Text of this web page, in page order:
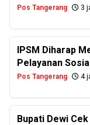
Pos Tangerang 3
IPSM Diharap
Pelayanan
Pos Tangerang 4
Bupati Dewi